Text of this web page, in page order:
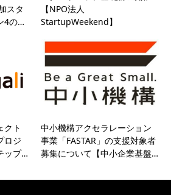
スタ
4の…
【NPO法人
StartupWeekend】
クト
ロジ
ップ…
中小機構アクセラレーション
事業「FASTAR」の支援対象者
募集について【中小企業基盤…